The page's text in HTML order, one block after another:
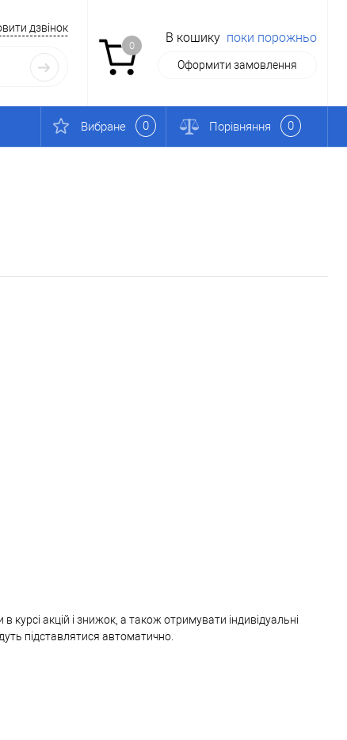
дзвінок
0
В кошику поки порожньо
Оформити замовлення
Вибране 0 Порівняння 0
акцій і знижок, а також отримувати індивідуальні
підставлятися автоматично.